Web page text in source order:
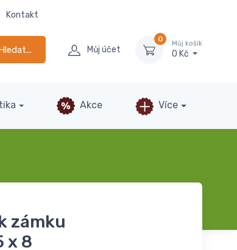
Kontakt
Můj účet
0
Můj košík
0 Kč
Akce Více
zámku
x 8